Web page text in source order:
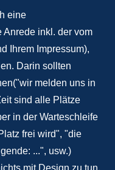
eine
Anrede inkl. der vom
Ihrem Impressum),
Darin sollten
melden uns in
sind alle Plätze
in der Warteschleife
frei wird", "die
...", usw.)
mit Design zu tun,